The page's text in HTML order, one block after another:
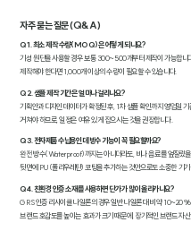
자주 묻는 질문 (Q&A)
Q1. 최소 제작 수량(MOQ)은 어떻게 되나요?
기성 원단을 사용할 경우 보통 300~500개부터 제작이 가능합니
제작해야 한다면 1,000개 이상의 수량이 필요할 수 있습니다.
Q2. 샘플 제작 기간은 얼마나 걸리나요?
기획안과 디자인 데이터가 확정된 후, 1차 샘플 확인까지 영업일
거쳐야 하므로, 일정은 여유 있게 잡으시는 것을 권장합니다.
Q3. 전자제품 수납용인데 방수 기능이 꼭 필요할까요?
완전 방수(Waterproof)까지는 아니더라도, 비나 음료를 엎질
뒷면에 PU(폴리우레탄) 코팅을 추가하는 것만으로도 소중한 기
Q4. 친환경 인증 소재를 사용하면 단가가 많이 올라가나요?
GRS 인증 리사이클 나일론의 경우 일반 나일론 대비 약
브랜드 호감도를 높이는 효과가 크기 때문에, 장기적인 브랜드 자